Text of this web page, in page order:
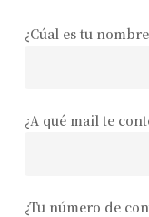
¿Cúal es tu
¿A qué mail te
¿Tu número de